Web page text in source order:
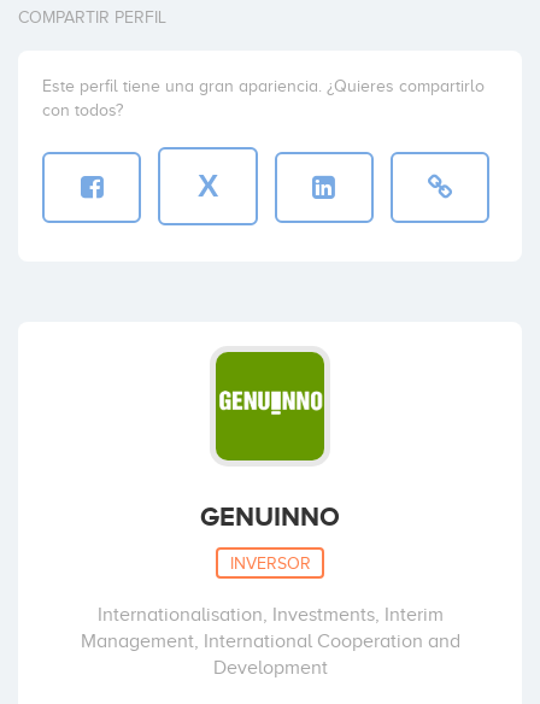
COMPARTIR PERFIL
Este perfil tiene una gran apariencia. ¿Quieres compartirlo
con todos?
X
GENUINNO
INVERSOR
Internationalisation, Investments, Interim
Management, International Cooperation and
Development